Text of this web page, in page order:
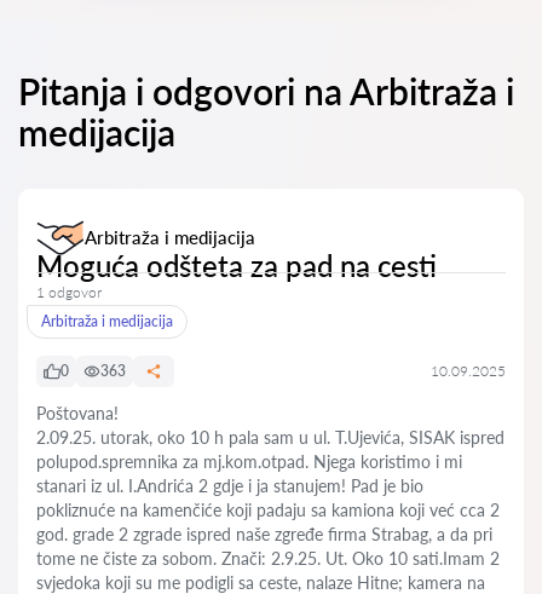
Pitanja i odgovori na Arbitraža i
medijacija
Arbitraža i medijacija
Moguća odšteta za pad na cesti
1 odgovor
Arbitraža i medijacija
0 363 10.09.2025
Poštovana!
2.09.25. utorak, oko 10 h pala sam u ul. T.Ujevića, SISAK ispred
polupod.spremnika za mj.kom.otpad. Njega koristimo i mi
stanari iz ul. I.Andrića 2 gdje i ja stanujem! Pad je bio
pokliznuće na kamenčiće koji padaju sa kamiona koji već cca 2
god. grade 2 zgrade ispred naše zgređe firma Strabag, a da pri
tome ne čiste za sobom. Znači: 2.9.25. Ut. Oko 10 sati.Imam 2
svjedoka koji su me podigli sa ceste, nalaze Hitne; kamera na